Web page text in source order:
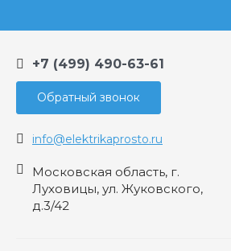
+7 (499) 490-63-61
Обратный звонок
info@elektrikaprosto.ru
Московская область, г.
Луховицы, ул. Жуковского,
д.3/42